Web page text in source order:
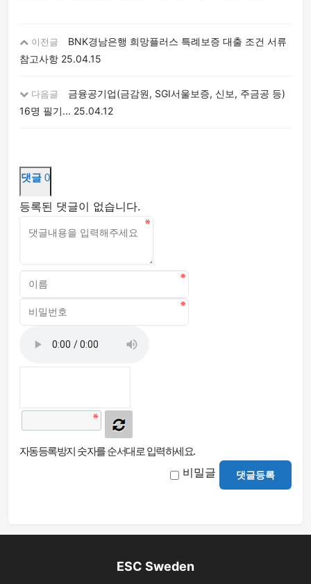
이전글
BNK경남은행 희망플러스 특례보증 대출 조건 서류
참고사항 25.04.15
다음글
금융공기업(금감원, SGI서울보증, 신보, 주금공 등)
16명 필기... 25.04.12
댓글 0
등록된 댓글이 없습니다.
자동등록방지 숫자를 순서대로 입력하세요.
비밀글 댓글등록
ESC Sweden